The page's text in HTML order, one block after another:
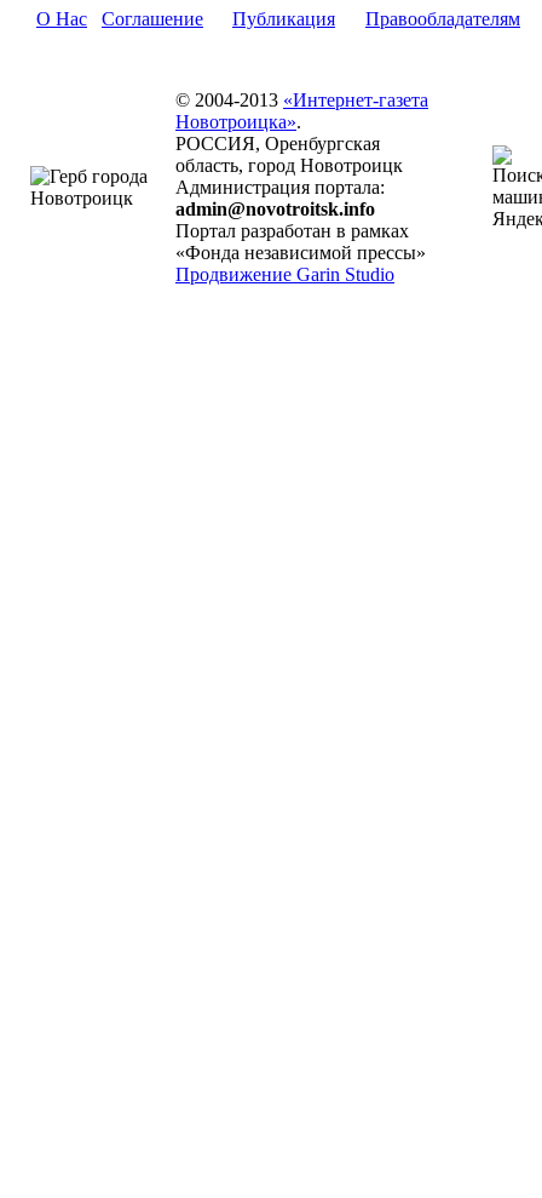
О Нас Соглашение Публикация Правообладателям
© 2004-2013 «Интернет-газета
Новотроицка».
РОССИЯ, Оренбургская
область, город Новотроицк
Администрация портала:
admin@novotroitsk.info
Портал разработан в рамках
«Фонда независимой прессы»
Продвижение Garin Studio